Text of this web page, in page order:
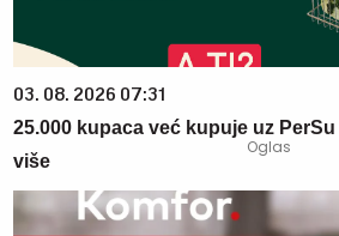
03. 08. 2026 07:31
25.000 kupaca već kupuje uz
više